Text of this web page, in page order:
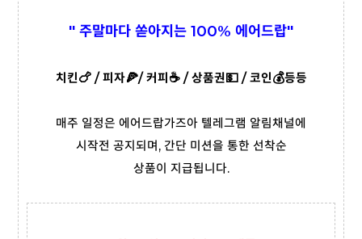
" 주말마다 쏟아지는 100% 에어드랍"
치킨🍗 / 피자🍕/ 커피☕️ / 상품권💵 / 코인💰등등
매주 일정은 에어드랍가즈아 텔레그램 알림채널에
시작전 공지되며, 간단 미션을 통한 선착순
상품이 지급됩니다.